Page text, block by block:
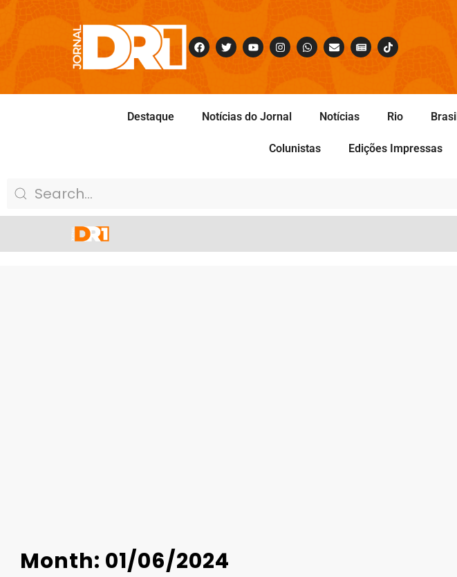
Destaque Notícias do Jornal Notícias Rio Brasil
Colunistas Edições Impressas
Month: 01/06/2024